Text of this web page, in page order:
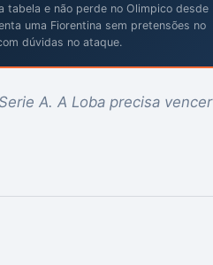
tabela e não perde no Olimpico desde
uma Fiorentina sem pretensões no
dúvidas no ataque.
A. A Loba precisa vencer